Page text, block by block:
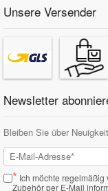
Unsere Versender
Newsletter
Bleiben Sie über
* Ich möchte regelmäßig
Zubehör per E-Mail